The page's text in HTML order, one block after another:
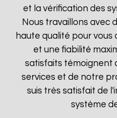
et la vérification des
Nous travaillons avec
haute qualité pour vous
et une fiabilité
satisfaits témoignent
services et de notre
suis très satisfait de
système